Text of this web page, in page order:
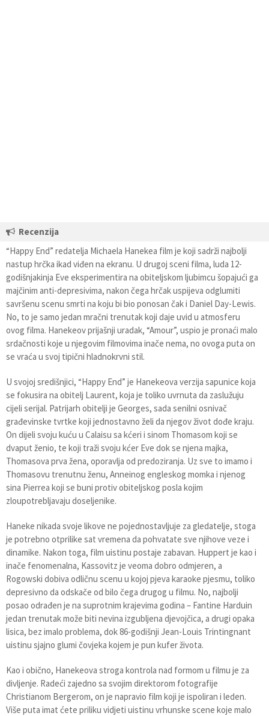
Recenzija
“Happy End” redatelja Michaela Hanekea film je koji sadrži najbolji
nastup hrčka ikad viđen na ekranu. U drugoj sceni filma, luda 12-
godišnjakinja Eve eksperimentira na obiteljskom ljubimcu šopajući ga
majčinim anti-depresivima, nakon čega hrčak uspijeva odglumiti
savršenu scenu smrti na koju bi bio ponosan čak i Daniel Day-Lewis.
No, to je samo jedan mračni trenutak koji daje uvid u atmosferu
ovog filma. Hanekeov prijašnji uradak, “Amour”, uspio je pronaći malo
srdačnosti koje u njegovim filmovima inače nema, no ovoga puta on
se vraća u svoj tipični hladnokrvni stil.
U svojoj središnjici, “Happy End” je Hanekeova verzija sapunice koja
se fokusira na obitelj Laurent, koja je toliko uvrnuta da zaslužuju
cijeli serijal. Patrijarh obitelji je Georges, sada senilni osnivač
građevinske tvrtke koji jednostavno želi da njegov život dođe kraju.
On dijeli svoju kuću u Calaisu sa kćeri i sinom Thomasom koji se
dvaput ženio, te koji traži svoju kćer Eve dok se njena majka,
Thomasova prva žena, oporavlja od predoziranja. Uz sve to imamo i
Thomasovu trenutnu ženu, Anneinog engleskog momka i njenog
sina Pierrea koji se buni protiv obiteljskog posla kojim
zloupotrebljavaju doseljenike.
Haneke nikada svoje likove ne pojednostavljuje za gledatelje, stoga
je potrebno otprilike sat vremena da pohvatate sve njihove veze i
dinamike. Nakon toga, film uistinu postaje zabavan. Huppert je kao i
inače fenomenalna, Kassovitz je veoma dobro odmjeren, a
Rogowski dobiva odličnu scenu u kojoj pjeva karaoke pjesmu, toliko
depresivno da odskače od bilo čega drugog u filmu. No, najbolji
posao odrađen je na suprotnim krajevima godina – Fantine Harduin
jedan trenutak može biti nevina izgubljena djevojčica, a drugi opaka
lisica, bez imalo problema, dok 86-godišnji Jean-Louis Trintingnant
uistinu sjajno glumi čovjeka kojem je pun kufer života.
Kao i obično, Hanekeova stroga kontrola nad formom u filmu je za
divljenje. Radeći zajedno sa svojim direktorom fotografije
Christianom Bergerom, on je napravio film koji je ispoliran i leden.
Više puta imat ćete priliku vidjeti uistinu vrhunske scene koje malo